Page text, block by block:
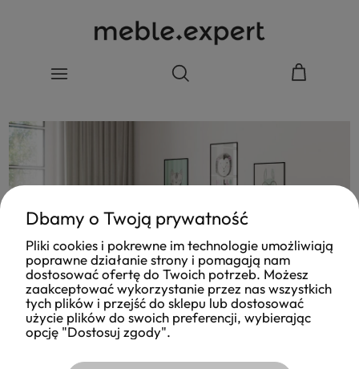
Dbamy o Twoją prywatność
Pliki cookies i pokrewne im technologie umożliwiają
poprawne działanie strony i pomagają nam
dostosować ofertę do Twoich potrzeb. Możesz
zaakceptować wykorzystanie przez nas wszystkich
tych plików i przejść do sklepu lub dostosować
użycie plików do swoich preferencji, wybierając
opcję "Dostosuj zgody".